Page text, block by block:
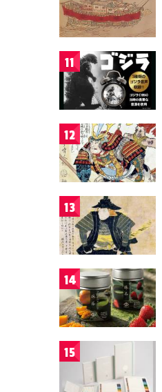
11
12
13
14
15